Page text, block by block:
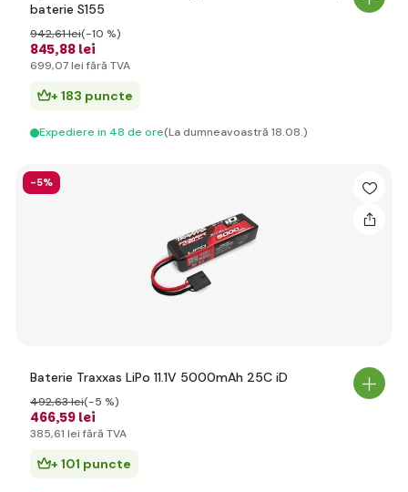
baterie S155
845,88 lei
942,61 lei(-10 %)
699,07 lei fără TVA
+ 183 puncte
Expediere in 48 de ore(La dumneavoastră 18.08.)
-5%
Baterie Traxxas LiPo 11.1V 5000mAh 25C iD
466,59 lei
492,63 lei(-5 %)
385,61 lei fără TVA
+ 101 puncte